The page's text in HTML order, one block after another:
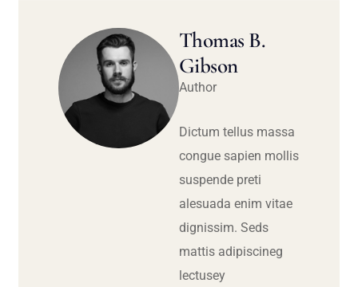
Thomas B.
Gibson
Author
Dictum tellus massa
congue sapien mollis
suspende preti
alesuada enim vitae
dignissim. Seds
mattis adipiscineg
lectusey